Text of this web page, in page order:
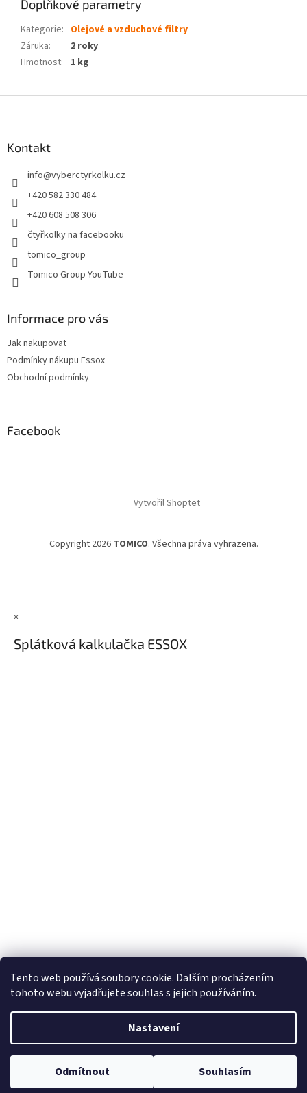
Tento web používá soubory cookie. Dalším procházením
tohoto webu vyjadřujete souhlas s jejich používáním.
Nastavení
Odmítnout Souhlasím
Doplňkové parametry
Kategorie: Olejové a vzduchové filtry
Záruka:
2 roky
Hmotnost: 1 kg
Kontakt
info@vyberctyrkolku.cz
+420 582 330 484
+420 608 508 306
čtyřkolky na facebooku
tomico_group
Tomico Group YouTube
Informace pro vás
Jak nakupovat
Podmínky nákupu Essox
Obchodní podmínky
Facebook
Vytvořil Shoptet
Copyright 2026 TOMICO. Všechna práva vyhrazena.
×
Splátková kalkulačka ESSOX